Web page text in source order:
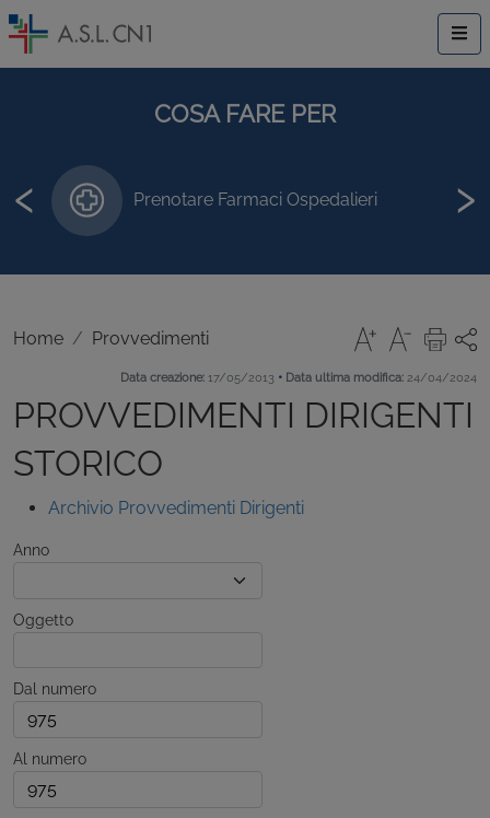
COSA FARE PER
Prenotare Farmaci Ospedalieri
‹ ›
Home Provvedimenti
Data creazione: 17/05/2013 • Data ultima modifica: 24/04/2024
PROVVEDIMENTI DIRIGENTI
STORICO
Archivio Provvedimenti Dirigenti
Anno
Oggetto
Dal numero
Al numero